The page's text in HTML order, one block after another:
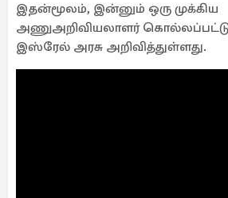
இதன்மூலம், இன்னும் ஒரு முக்கிய
அணுஅறிவியலாளர்
இஸ்ரேல் அரசு அறிவித்துள்ளது.